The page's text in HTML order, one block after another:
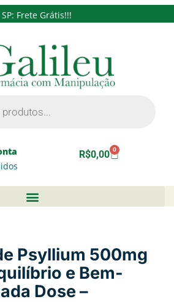
Frete Grátis!!!
R$0,00 0
Psyllium 500mg
e Bem-
Dose –